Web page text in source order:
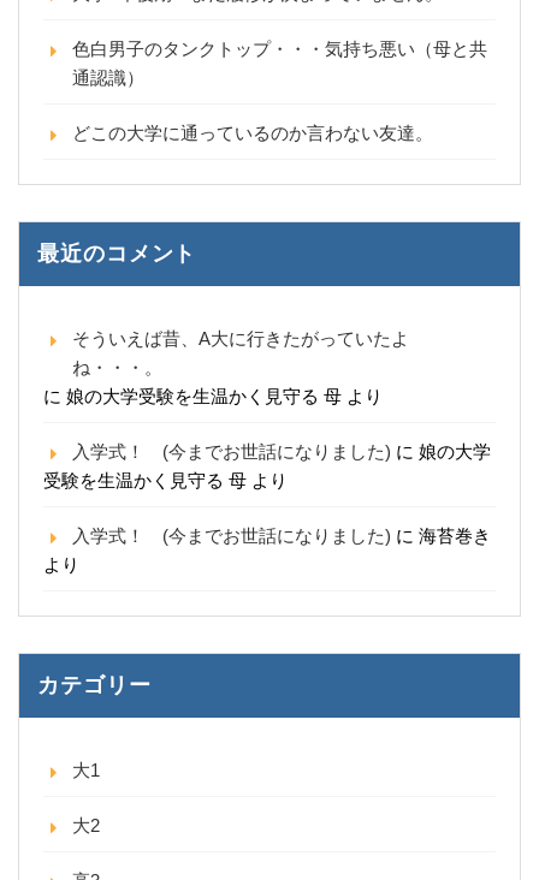
色白男子のタンクトップ・・・気持ち悪い（母と共
通認識）
どこの大学に通っているのか言わない友達。
最近のコメント
そういえば昔、A大に行きたがっていたよ
ね・・・。
に 娘の大学受験を生温かく見守る 母 より
入学式！ (今までお世話になりました) に 娘の大学
受験を生温かく見守る 母 より
入学式！ (今までお世話になりました) に 海苔巻き
より
カテゴリー
大1
大2